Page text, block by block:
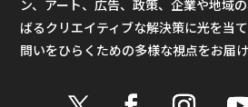
ン、アート、広告、政策、企業や地域
ばるクリエイティブな解決策に光を当
問いをひらくための多様な視点をお届け